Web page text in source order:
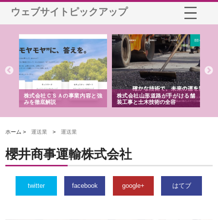
ウェブサイトピックアップ
株式会社ＣＳＡの事業内容と強
みを徹底解説
株式会社山形道路が手がける舗
装工事と土木技術の全容
ホーム >運送業 >運送業
櫻井商事運輸株式会社
twitter facebook google+ はてブ